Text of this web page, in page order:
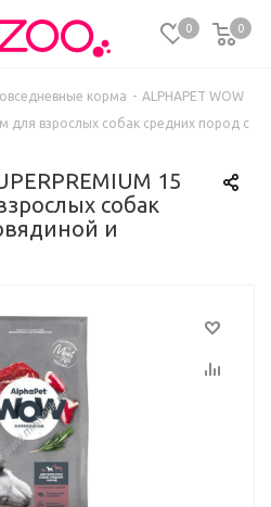
0 0
корма - ALPHAPET WOW
для взрослых собак средних пород с
15
собак
и